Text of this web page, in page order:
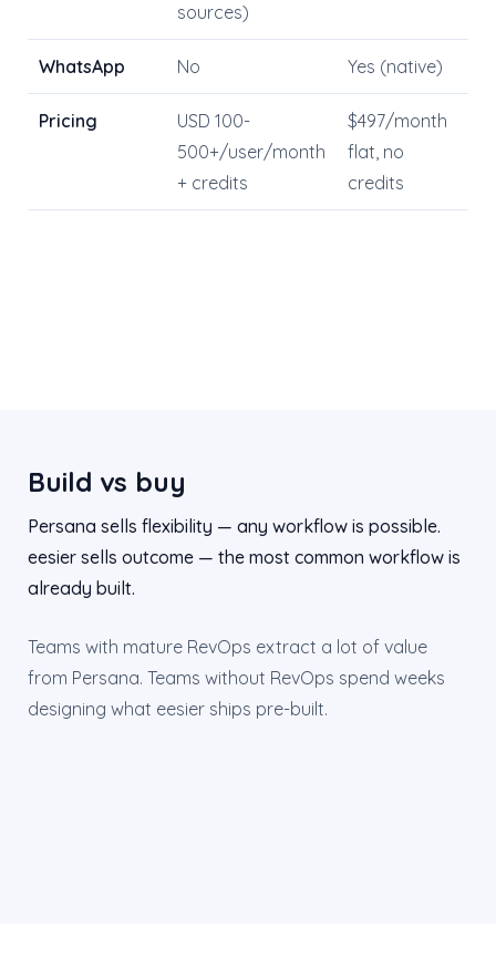
sources)
WhatsApp No Yes (native)
Pricing
USD 100-
500+/user/month
+ credits
$497/month
flat, no
credits
Build vs buy
Persana sells flexibility — any workflow is possible.
eesier sells outcome — the most common workflow is
already built.
Teams with mature RevOps extract a lot of value
from Persana. Teams without RevOps spend weeks
designing what eesier ships pre-built.